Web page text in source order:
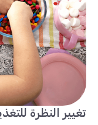
تغيير النظرة